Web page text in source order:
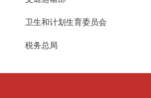
卫生和计划生育委员会
税务总局